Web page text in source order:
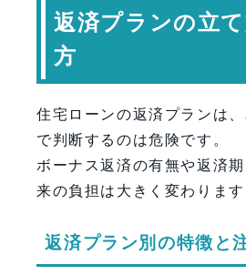
返済プランの立
方
住宅ローンの返済プランは
で判断するのは危険です。
ボーナス返済の有無や返済
来の負担は大きく変わります
返済プラン別の特徴と